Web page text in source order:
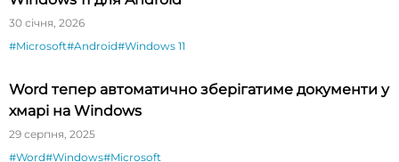
30 січня, 2026
#Microsoft#Android#Windows 11
Word тепер автоматично зберігатиме документи у
хмарі на Windows
29 серпня, 2025
#Word#Windows#Microsoft